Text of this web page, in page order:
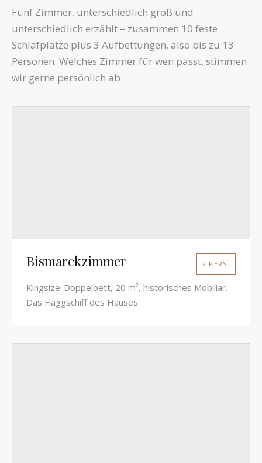
Fünf Zimmer, unterschiedlich groß und
unterschiedlich erzählt – zusammen 10 feste
Schlafplätze plus 3 Aufbettungen, also bis zu 13
Personen. Welches Zimmer für wen passt, stimmen
wir gerne persönlich ab.
Bismarckzimmer 2 PERS.
Kingsize-Doppelbett, 20 m², historisches Mobiliar.
Das Flaggschiff des Hauses.